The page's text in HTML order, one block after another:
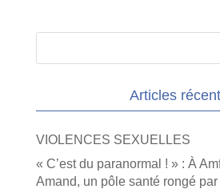
Articles
VIOLENCES SEXUELLES
« C’est du paranormal ! » : À
Amand, un pôle santé rongé